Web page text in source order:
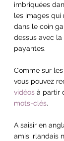
imbriquées
les images
dans le coin
dessus avec
payantes.
Comme sur
vous pouvez
vidéos à partir
mots-clés.
A saisir en
amis irlandais